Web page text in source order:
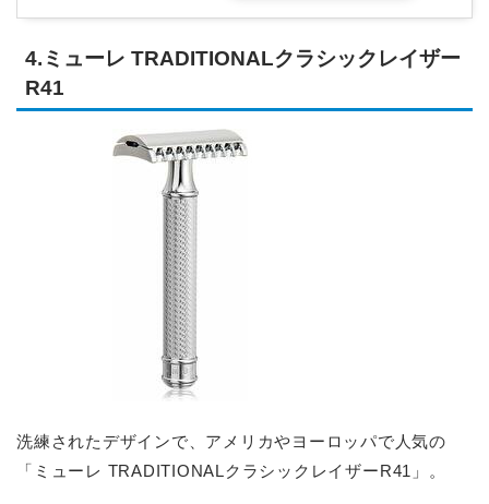
4.ミューレ TRADITIONALクラシックレイザー
R41
洗練されたデザインで、アメリカやヨーロッパで人気の
「ミューレ TRADITIONALクラシックレイザーR41」。